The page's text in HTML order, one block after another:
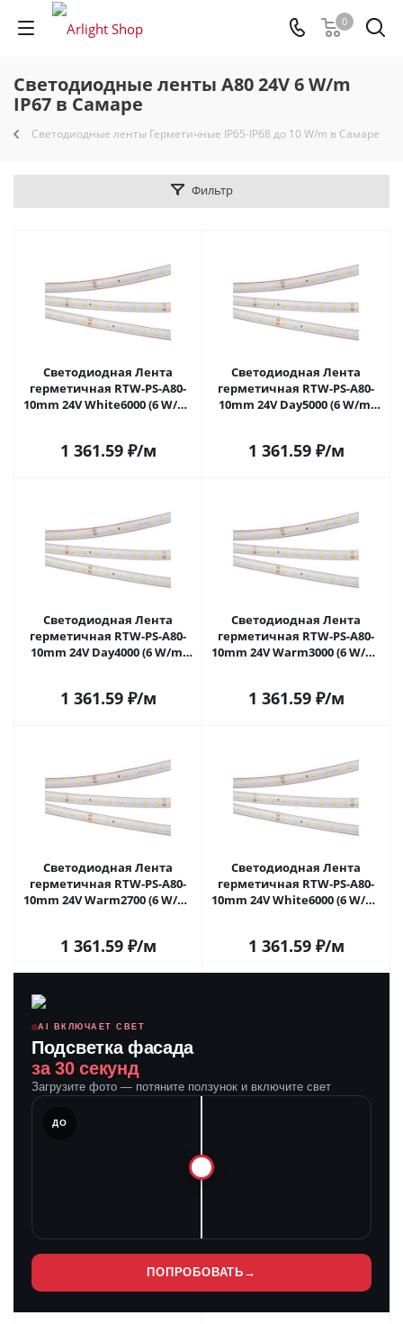
0
Светодиодные ленты A80 24V 6 W/m
IP67 в Самаре
Светодиодные ленты Герметичные IP65-IP68 до 10 W/m в Самаре
Фильтр
Светодиодная Лента
герметичная RTW-PS-A80-
10mm 24V White6000 (6 W/m,
1 361.59₽/м
Светодиодная Лента
герметичная RTW-PS-A80-
10mm 24V Day5000 (6 W/m,
1 361.59₽/м
Светодиодная Лента
герметичная RTW-PS-A80-
10mm 24V Day4000 (6 W/m,
1 361.59₽/м
Светодиодная Лента
герметичная RTW-PS-A80-
10mm 24V Warm3000 (6 W/m,
1 361.59₽/м
Светодиодная Лента
герметичная RTW-PS-A80-
10mm 24V Warm2700 (6 W/m,
1 361.59₽/м
Светодиодная Лента
герметичная RTW-PS-A80-
10mm 24V White6000 (6 W/m,
1 361.59₽/м
AI ВКЛЮЧАЕТ СВЕТ
Подсветка фасада
за 30 секунд
Загрузите фото — потяните ползунок и включите свет
ДО
ПОПРОБОВАТЬ →